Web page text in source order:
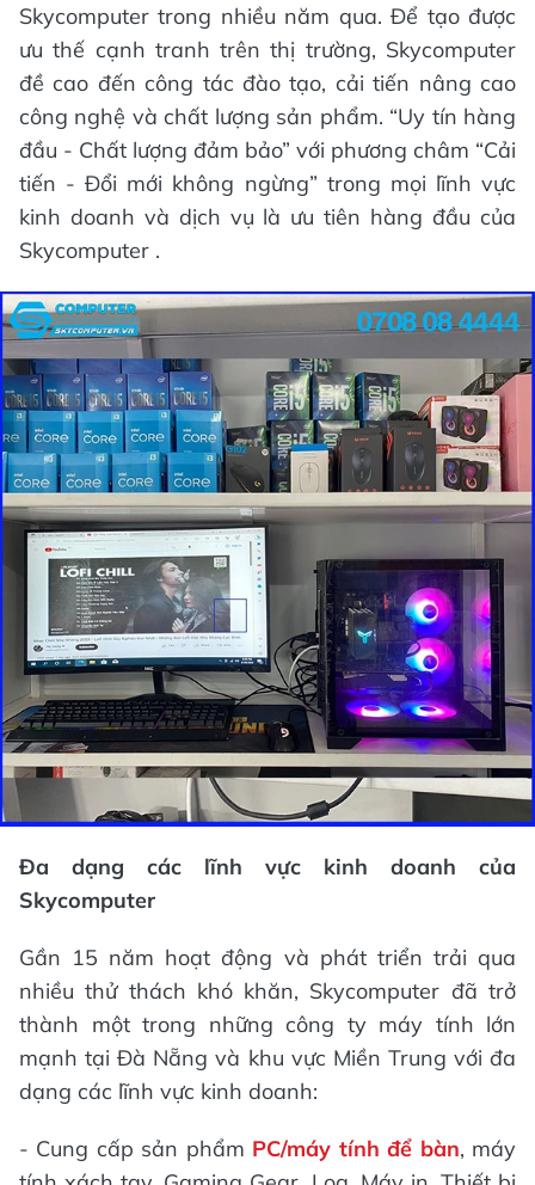
Skycomputer trong nhiều năm qua. Để tạo được
ưu thế cạnh tranh trên thị trường, Skycomputer
đề cao đến công tác đào tạo, cải tiến nâng cao
công nghệ và chất lượng sản phẩm. “Uy tín hàng
đầu - Chất lượng đảm bảo” với phương châm “Cải
tiến - Đổi mới không ngừng” trong mọi lĩnh vực
kinh doanh và dịch vụ là ưu tiên hàng đầu của
Skycomputer .
Đa dạng các lĩnh vực kinh doanh của
Skycomputer
Gần 15 năm hoạt động và phát triển trải qua
nhiều thử thách khó khăn, Skycomputer đã trở
thành một trong những công ty máy tính lớn
mạnh tại Đà Nẵng và khu vực Miền Trung với đa
dạng các lĩnh vực kinh doanh:
- Cung cấp sản phẩm PC/máy tính để bàn, máy